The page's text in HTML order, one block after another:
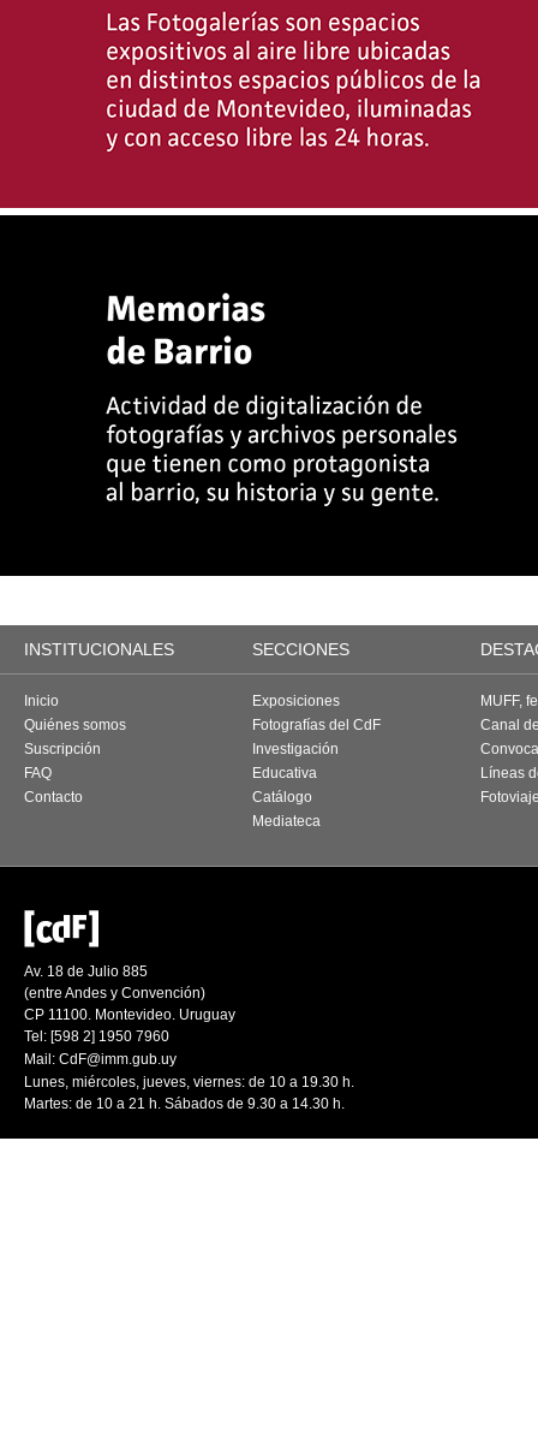
INSTITUCIONALES SECCIONES
Inicio
Quiénes somos
Suscripción
FAQ
Contacto
Exposiciones
Fotografías del CdF
Investigación
Educativa
Catálogo
Mediateca
MUFF,
Canal
Líneas
Av. 18 de Julio 885
(entre Andes y Convención)
CP 11100. Montevideo. Uruguay
Tel: [598 2] 1950 7960
Mail: CdF@imm.gub.uy
Lunes, miércoles, jueves, viernes: de 10 a 19.30 h.
Martes: de 10 a 21 h. Sábados de 9.30 a 14.30 h.